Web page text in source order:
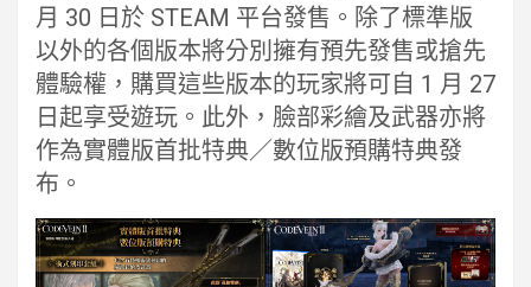
月 30 日於 STEAM 平台發售。除了標準版
以外的各個版本將分別擁有預先發售或搶先
體驗權，購買這些版本的玩家將可自 1 月 27
日起享受遊玩。此外，臉部彩繪及武器亦將
作為實體版首批特典／數位版預購特典發
布。